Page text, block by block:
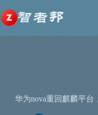
至
内
容
华为nova重回麒麟平台